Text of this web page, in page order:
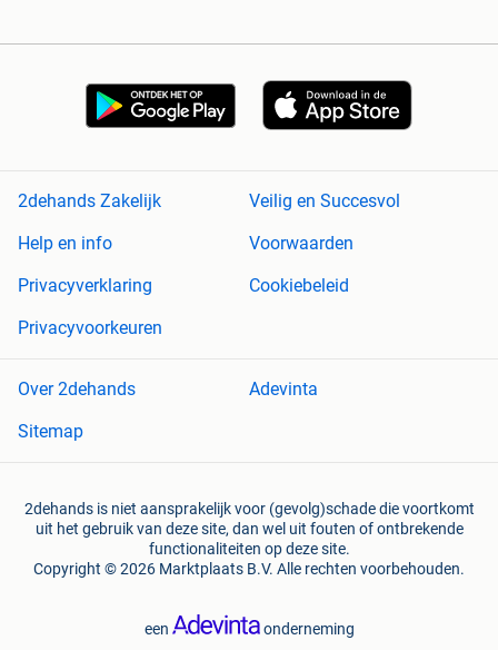
2dehands Zakelijk
Veilig en Succesvol
Help en info
Voorwaarden
Privacyverklaring
Cookiebeleid
Privacyvoorkeuren
Over 2dehands
Adevinta
Sitemap
2dehands is niet aansprakelijk voor (gevolg)schade die voortkomt
uit het gebruik van deze site, dan wel uit fouten of ontbrekende
functionaliteiten op deze site.
Copyright © 2026 Marktplaats B.V. Alle rechten voorbehouden.
een onderneming